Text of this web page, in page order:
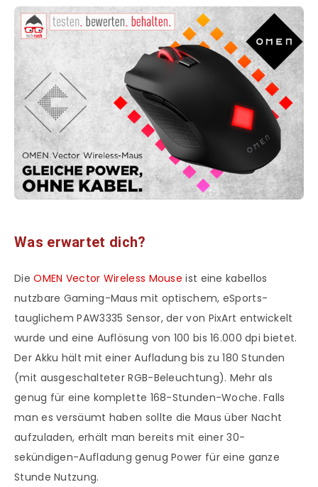
Was erwartet dich?
DieOMEN Vector Wireless Mouse ist eine kabellos
nutzbare Gaming-Maus mit optischem, eSports-
tauglichem PAW3335 Sensor, der von PixArt entwickelt
wurde und eine Auflösung von 100 bis 16.000 dpi bietet.
Der Akku hält mit einer Aufladung bis zu 180 Stunden
(mit ausgeschalteter RGB-Beleuchtung). Mehr als
genug für eine komplette 168-Stunden-Woche. Falls
man es versäumt haben sollte die Maus über Nacht
aufzuladen, erhält man bereits mit einer 30-
sekündigen-Aufladung genug Power für eine ganze
Stunde Nutzung.